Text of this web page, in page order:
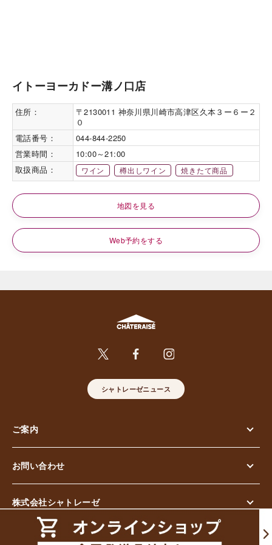
イトーヨーカドー溝ノ口店
住所：
〒2130011 神奈川県川崎市高津区久本３ー６ー２
０
電話番号：
044-844-2250
営業時間：
10:00～21:00
取扱商品：
ワイン 樽出しワイン 焼きたて商品
地図を見る
Web予約をする
シャトレーゼニュース
ご案内
お問い合わせ
株式会社シャトレーゼ
© Chateraise Co.,Ltd. All Rights Reserved.